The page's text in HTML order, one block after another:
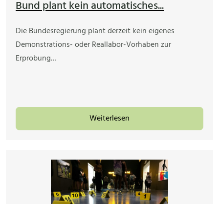
Bund plant kein automatisches...
Die Bundesregierung plant derzeit kein eigenes
Demonstrations- oder Reallabor-Vorhaben zur
Erprobung…
Weiterlesen